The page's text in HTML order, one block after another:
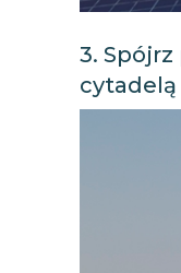
3.
cytadelą